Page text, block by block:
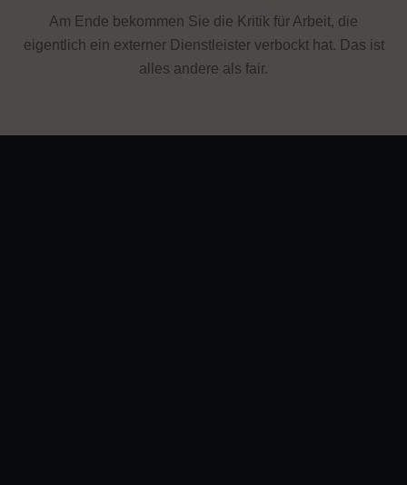
Am Ende bekommen Sie die Kritik für Arbeit, die
eigentlich ein externer Dienstleister verbockt hat. Das ist
alles andere als fair.